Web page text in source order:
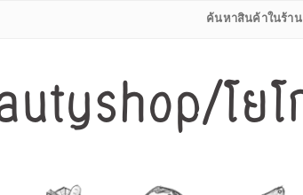
ค้นหาสินค้าในร้าน
โยโ